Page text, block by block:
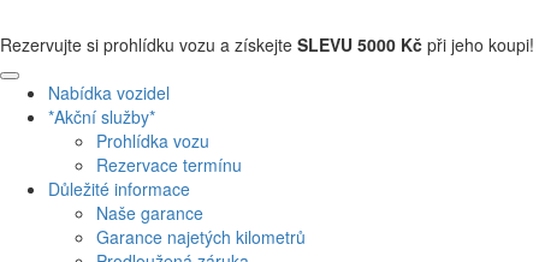
Rezervujte si prohlídku vozu a získejte SLEVU 5000 Kč při jeho koupi!
Nabídka vozidel
*Akční služby*
Prohlídka vozu
Rezervace termínu
Důležité informace
Naše garance
Garance najetých kilometrů